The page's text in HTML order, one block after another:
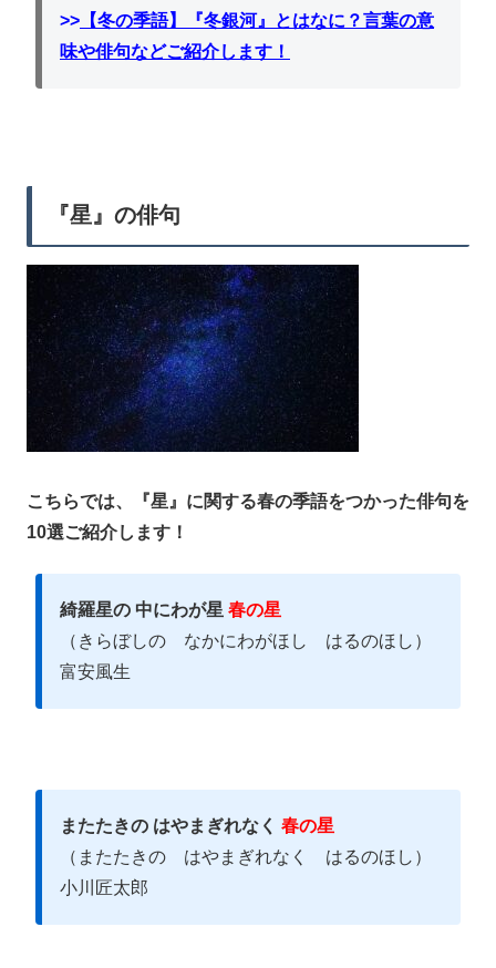
>> 【冬の季語】『冬銀河』とはなに？言葉の意
味や俳句などご紹介します！
『星』の俳句
こちらでは、『星』に関する春の季語をつかった俳句を
10選ご紹介します！
綺羅星の 中にわが星 春の星
（きらぼしの なかにわがほし はるのほし）
富安風生
またたきの はやまぎれなく 春の星
（またたきの はやまぎれなく はるのほし）
小川匠太郎